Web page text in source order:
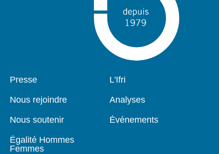
Pied
Presse
Nous rejoindre
Nous soutenir
Égalité Hommes
Femmes
Navigation
L'Ifri
Analyses
Événements